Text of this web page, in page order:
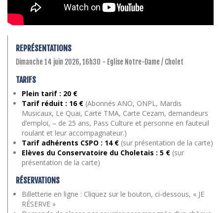
REPRÉSENTATIONS
Dimanche 14 juin 2026, 16h30 - Eglise Notre-Dame / Cholet
TARIFS
Plein tarif : 20 €
Tarif réduit : 16 €(Abonnés ANO, ONPL, Mardis
Musicaux, Le Quai, Carte TMA, Carte Cezam, demandeurs
d’emploi, – de 25 ans, Pass Culture et personne en fauteuil
roulant et leur accompagnateur.)
Tarif adhérents CSPO : 14 €(sur présentation de la carte)
Elèves du Conservatoire du Choletais : 5 € (sur
présentation de la carte)
RÉSERVATIONS
Billetterie en ligne : Cliquez sur le bouton, ci-dessous, « JE
RÉSERVE »